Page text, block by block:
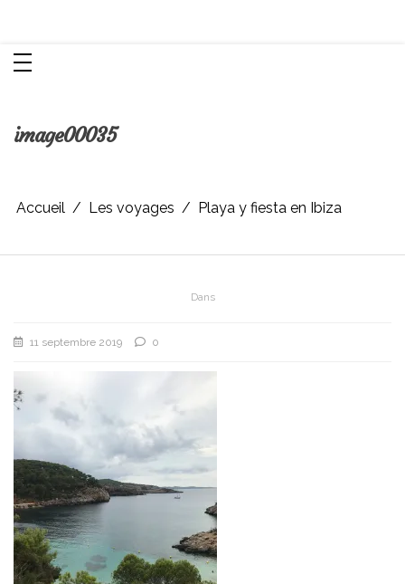
image00035
Accueil Les voyages Playa y fiesta en Ibiza
Dans
11 septembre 2019 0